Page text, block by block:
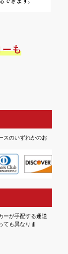
スのいずれかのお
ーが手配する運送
ても異なりま